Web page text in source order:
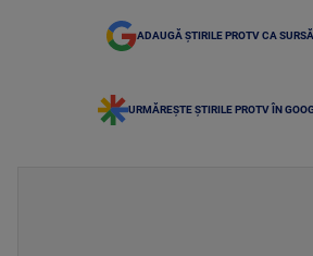
ADAUGĂ ȘTIRILE PROTV CA
URMĂREȘTE ȘTIRILE PROTV ÎN